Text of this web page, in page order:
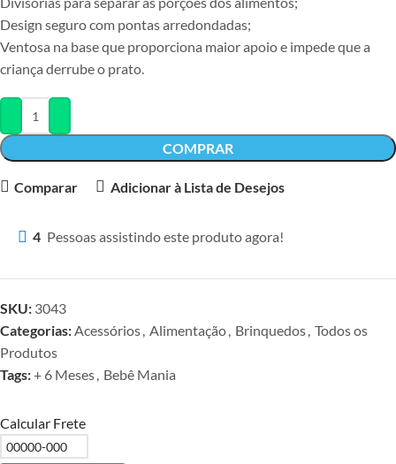
Design seguro com pontas arredondadas;
Ventosa na base que proporciona maior apoio e impede que a
criança derrube o prato.
COMPRAR
Comparar Adicionar à Lista de Desejos
4 Pessoas assistindo este produto agora!
SKU: 3043
Categorias:Acessórios, Alimentação, Brinquedos, Todos os
Produtos
Tags:+ 6 Meses, Bebê Mania
Calcular Frete